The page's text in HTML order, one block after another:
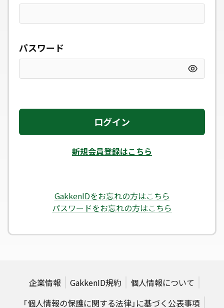
パスワード
ログイン
新規会員登録はこちら
GakkenIDをお忘れの方はこちら
パスワードをお忘れの方はこちら
企業情報 GakkenID規約
個人情報について
「個人情報の保護に関する法律」に基づく公表事項